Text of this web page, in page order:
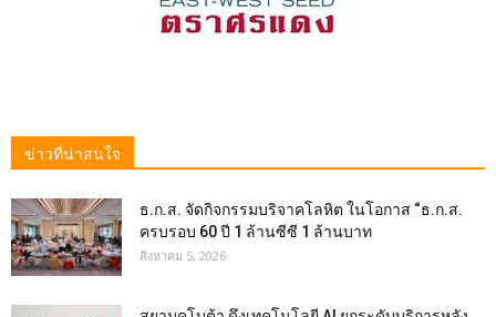
ข่าวที่น่าสนใจ
ธ.ก.ส. จัดกิจกรรมบริจาคโลหิต ในโอกาส “ธ.ก.ส.
ครบรอบ 60 ปี 1 ล้านซีซี 1 ล้านบาท
สิงหาคม 5, 2026